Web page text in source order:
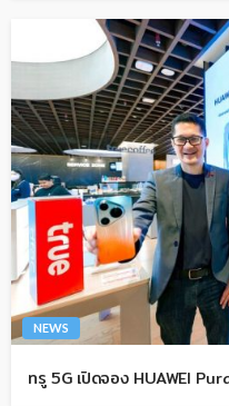
NEWS
ทรู 5G เปิดจอง HUAWEI